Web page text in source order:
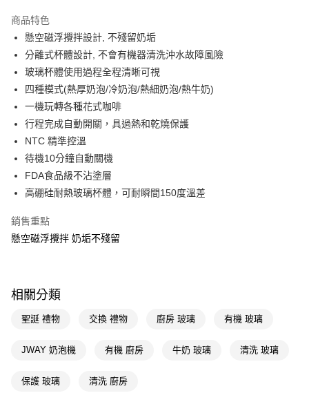
Apple Pay
街口支付
悠遊付
Google Pay
AFTEE先享後付
相關說明
【關於「AFTEE先享後付」】
AFTEE先享後付是「在收到商品之後才付款」的支付方式。 讓您購物簡單
便利好安心！
２．便利：只要手機號碼，簡訊認證，即可結帳。
３．安心：先確認商品／服務後，再付款。
２．訂單成立數日內，您將收到繳費通知簡訊。
ATM／網路銀行／等多元方式進行付款，方視為交易完成。
購買商品的店家。未經商家同意取消之訂單仍視為有效，需透過AFTEE先享
後付繳納相關費用。
是否繳費成功／繳費後需取消欲退款等相關疑問，請聯繫「AFTEE先享後付
運送方式
每筆NT$100，滿NT$590(含以上)免運費
商品特色
懸空磁浮攪拌設計, 不殘留奶垢
分離式杯體設計, 不會有機器清洗沖水故障風險
玻璃杯體使用過程全程清晰可視
四種模式(熱厚奶泡/冷奶泡/熱細奶泡/熱牛奶)
一機玩轉各種花式咖啡
行程完成自動開關，具過熱和乾燒保護
NTC 精準控溫
待機10分鐘自動關機
FDA食品級不沾塗層
高硼硅耐熱玻璃杯體，可耐瞬間150度溫差
銷售重點
懸空磁浮攪拌 奶垢不殘留
相關分類
聖誕 禮物 交換 禮物 廚房 玻璃 有機 玻璃
JWAY 奶泡機 有機 廚房 牛奶 玻璃 清洗 玻璃
保護 玻璃 清洗 廚房